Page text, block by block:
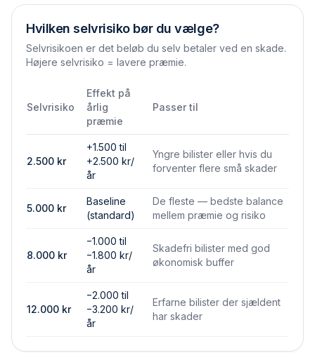
Hvilken selvrisiko bør du vælge?
Selvrisikoen er det beløb du selv betaler ved en skade.
Højere selvrisiko = lavere præmie.
Selvrisiko
Effekt på
årlig
præmie
Passer til
2.500 kr
+1.500 til
+2.500 kr/
år
Yngre bilister eller hvis du
forventer flere små skader
5.000 kr
Baseline
(standard)
De fleste — bedste balance
mellem præmie og risiko
8.000 kr
−1.000 til
−1.800 kr/
år
Skadefri bilister med god
økonomisk buffer
12.000 kr
−2.000 til
−3.200 kr/
år
Erfarne bilister der sjældent
har skader